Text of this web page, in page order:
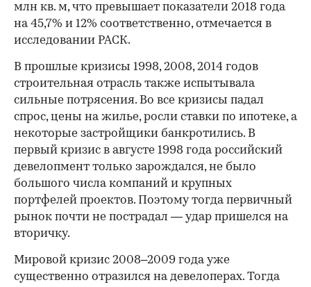
млн кв. м, что превышает показатели 2018 года
на 45,7% и 12% соответственно, отмечается в
исследовании РАСК.
В прошлые кризисы 1998, 2008, 2014 годов
строительная отрасль также испытывала
сильные потрясения. Во все кризисы падал
спрос, цены на жилье, росли ставки по ипотеке, а
некоторые застройщики банкротились. В
первый кризис в августе 1998 года российский
девелопмент только зарождался, не было
большого числа компаний и крупных
портфелей проектов. Поэтому тогда первичный
рынок почти не пострадал — удар пришелся на
вторичку.
Мировой кризис 2008–2009 года уже
существенно отразился на девелоперах. Тогда